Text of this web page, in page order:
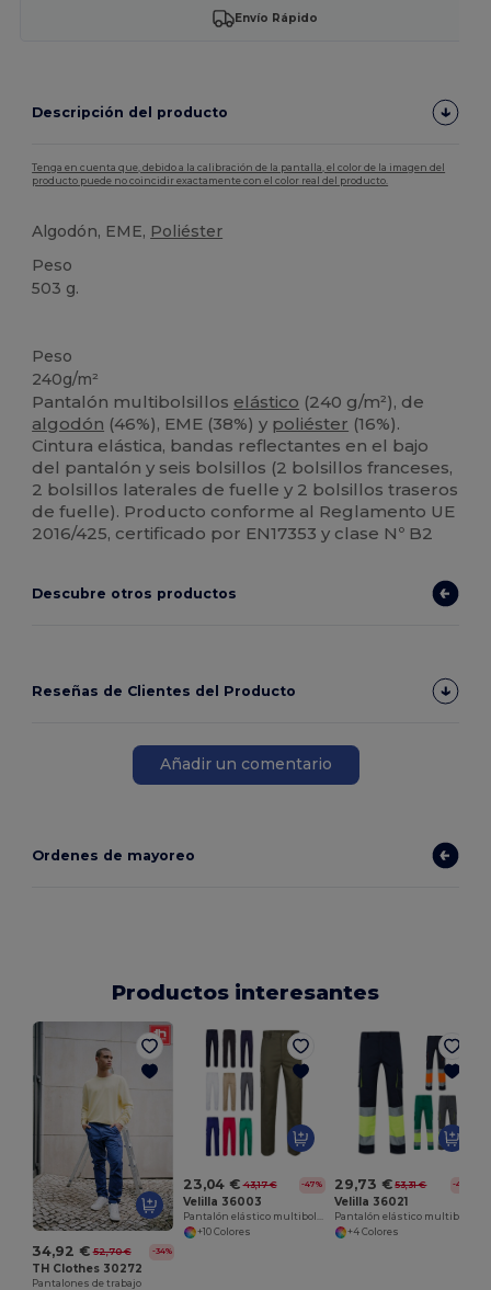
Envío Rápido
Descripción del producto
Tenga en cuenta que, debido a la calibración de la pantalla, el color de la imagen del
producto puede no coincidir exactamente con el color real del producto.
Algodón, EME, Poliéster
Peso
503 g.
Peso
240g/m²
Pantalón multibolsillos elástico (240 g/m²), de
algodón (46%), EME (38%) y poliéster (16%).
Cintura elástica, bandas reflectantes en el bajo
del pantalón y seis bolsillos (2 bolsillos franceses,
2 bolsillos laterales de fuelle y 2 bolsillos traseros
de fuelle). Producto conforme al Reglamento UE
2016/425, certificado por EN17353 y clase Nº B2
Descubre otros productos
Reseñas de Clientes del Producto
Añadir un comentario
Ordenes de mayoreo
Productos interesantes
34,92 € 52,70 € -34%
TH Clothes 30272
Pantalones de trabajo
23,04 € 43,17 € -47%
Velilla 36003
+10 Colores
29,73 € 53,31 € -44%
Velilla 36021
+4 Colores